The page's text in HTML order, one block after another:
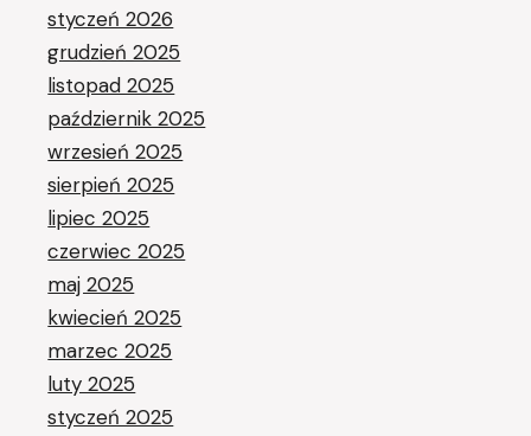
styczeń 2026
grudzień 2025
listopad 2025
październik 2025
wrzesień 2025
sierpień 2025
lipiec 2025
czerwiec 2025
maj 2025
kwiecień 2025
marzec 2025
luty 2025
styczeń 2025